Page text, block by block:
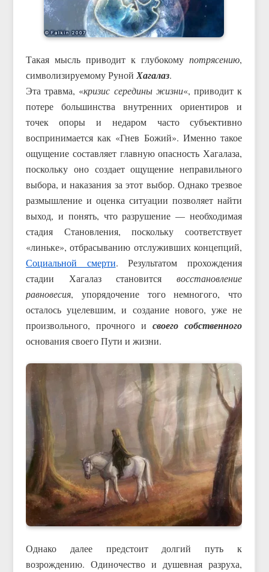
Такая мысль приводит к глубокомупотрясению,
символизируемому РунойХагалаз.
Эта травма, «кризис середины жизни«, приводит к
потере большинства внутренних ориентиров и
точек опоры и недаром часто субъективно
воспринимается как «Гнев Божий». Именно такое
ощущение составляет главную опасность Хагалаза,
поскольку оно создает ощущение неправильного
выбора, и наказания за этот выбор. Однако трезвое
размышление и оценка ситуации позволяет найти
выход, и понять, что разрушение — необходимая
стадия Становления, поскольку соответствует
«линьке», отбрасыванию отслуживших концепций,
Социальной смерти. Результатом прохождения
стадии Хагалаз становитсявосстановление
равновесия, упорядочение того немногого, что
осталось уцелевшим, и создание нового, уже не
произвольного, прочного исвоего собственного
основания своего Пути и жизни.
Однако далее предстоит долгий путь к
возрождению. Одиночество и душевная разруха,